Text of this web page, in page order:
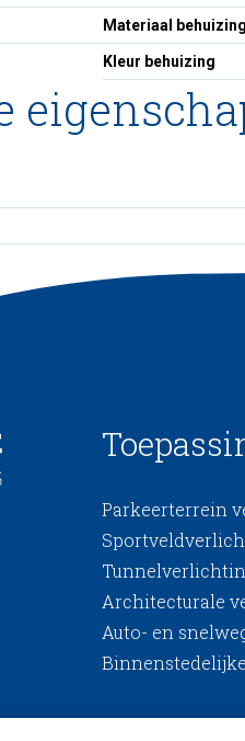
Materiaal behuizing
Kleur behuizing
Parkeerterrein
Architecturale
Auto- en